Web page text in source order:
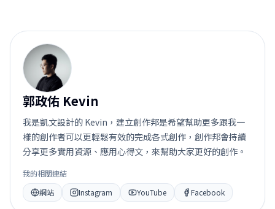
郭
郭政佑 Kevin
我是凱文設計的 Kevin，建立創作邦是希望幫助更多跟我一
樣的創作者可以更輕鬆有效的完成各式創作，創作邦會持續
分享更多實用資源、應用心得文，來幫助大家更好的創作。
我的相關連結
網站
Instagram YouTube Facebook